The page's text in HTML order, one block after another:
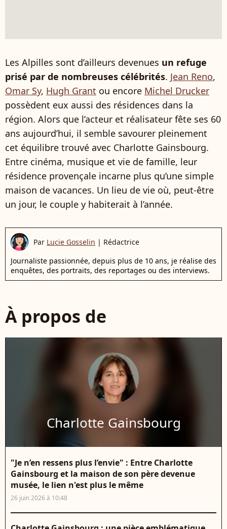
Les Alpilles sont d’ailleurs devenues un refuge
prisé par de nombreuses célébrités. Jean Reno,
Omar Sy, Hugh Grant ou encore Michel Drucker
possèdent eux aussi des résidences dans la
région. Alors que l’acteur et réalisateur fête ses 60
ans aujourd’hui, il semble savourer pleinement
cet équilibre trouvé avec Charlotte Gainsbourg.
Entre cinéma, musique et vie de famille, leur
résidence provençale incarne plus qu’une simple
maison de vacances. Un lieu de vie où, peut-être
un jour, le couple y habiterait à l’année.
Par Lucie Gosselin | Rédactrice
Journaliste passionnée, depuis plus de 10 ans, je réalise des
enquêtes, des portraits, des reportages ou des interviews.
À propos de
Charlotte Gainsbourg
"Je n’en ressens plus l’envie" : Entre Charlotte
Gainsbourg et la maison de son père devenue
musée, le lien n'est plus le même
26 juin 2026 à 10:48